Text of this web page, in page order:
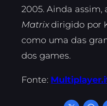
2005. Ainda
Matrixdirigido por
como uma das
dos games.
Fonte: